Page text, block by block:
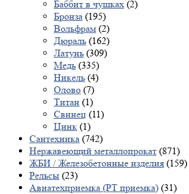
Баббит в чушках (2)
Бронза (195)
Вольфрам (2)
Дюраль (162)
Латунь (309)
Медь (335)
Никель (4)
Олово (7)
Титан (1)
Свинец (11)
Цинк (1)
Сантехника (742)
Нержавеющий металлопрокат (871)
ЖБИ / Железобетонные изделия (159)
Рельсы (23)
Авиатехприемка (РТ приемка) (31)